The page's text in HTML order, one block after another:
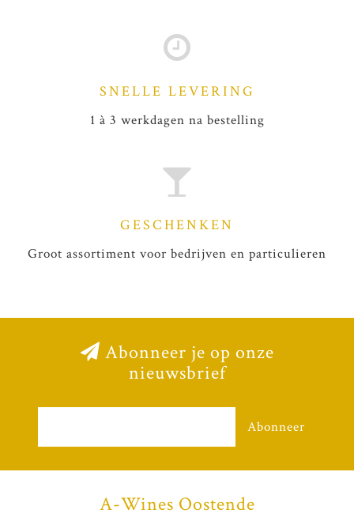
SNELLE LEVERING
1 à 3 werkdagen na bestelling
GESCHENKEN
Groot assortiment voor bedrijven en particulieren
Abonneer je op onze
nieuwsbrief
Abonneer
A-Wines Oostende